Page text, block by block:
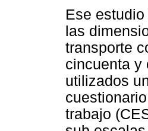
Ese
las
transporte
cincuenta y
utilizados
trabajo